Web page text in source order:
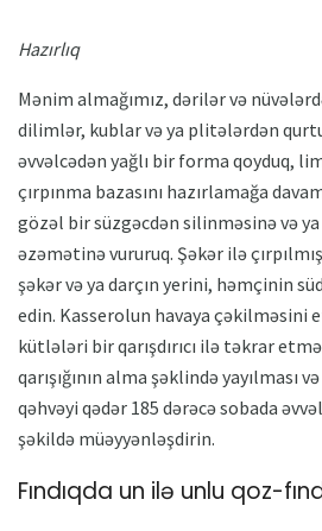
Hazırlıq
Mənim almağımız, dərilər və
dilimlər, kublar və ya plitələrdən
əvvəlcədən yağlı bir forma qoyduq,
çırpınma bazasını hazırlamağa
gözəl bir süzgəcdən silinməsinə və ya
əzəmətinə vururuq. Şəkər ilə
şəkər və ya darçın yerini, həmçinin
edin. Kasserolun havaya çəkilməsini
kütlələri bir qarışdırıcı ilə təkrar
qarışığının alma şəklində yayılması
qəhvəyi qədər 185 dərəcə sobada
şəkildə müəyyənləşdirin.
Fındıqda un ilə unlu qoz-